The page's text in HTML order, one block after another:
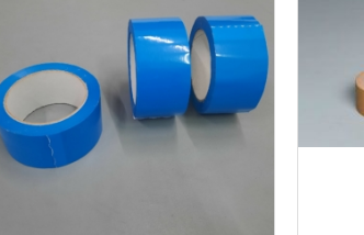
IN DEN WARENKORB / DETAILS